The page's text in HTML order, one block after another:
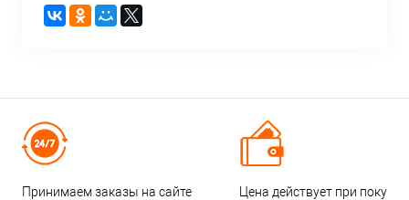
Принимаем заказы на сайте
Цена действует при